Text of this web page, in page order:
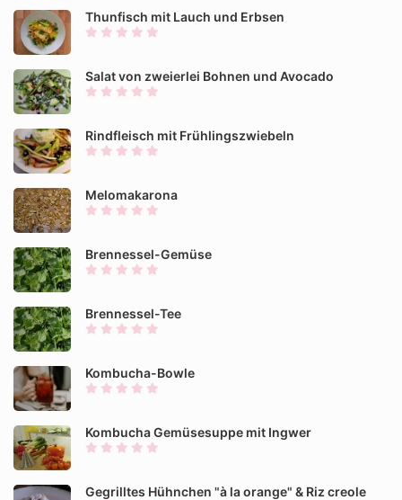
Thunfisch mit Lauch und Erbsen
Salat von zweierlei Bohnen und Avocado
Rindfleisch mit Frühlingszwiebeln
Melomakarona
Brennessel-Gemüse
Brennessel-Tee
Kombucha-Bowle
Kombucha Gemüsesuppe mit Ingwer
Gegrilltes Hühnchen "à la orange" & Riz creole